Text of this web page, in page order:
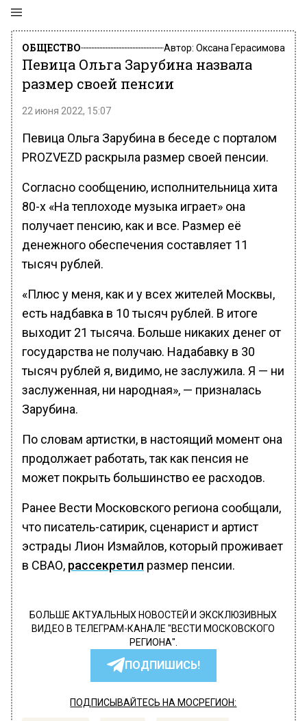
ОБЩЕСТВО Автор: Оксана Герасимова
Певица Ольга Зарубина назвала
размер своей пенсии
22 июня 2022, 15:07
Певица Ольга Зарубина в беседе с порталом
PROZVEZD раскрыла размер своей пенсии.
Согласно сообщению, исполнительница хита
80-х «На теплоходе музыка играет» она
получает пенсию, как и все. Размер её
денежного обеспечения составляет 11
тысяч рублей.
«Плюс у меня, как и у всех жителей Москвы,
есть надбавка в 10 тысяч рублей. В итоге
выходит 21 тысяча. Больше никаких денег от
государства не получаю. Надабавку в 30
тысяч рублей я, видимо, не заслужила. Я — ни
заслуженная, ни народная», — призналась
Зарубина.
По словам артистки, в настоящий момент она
продолжает работать, так как пенсия не
может покрыть большинство ее расходов.
Ранее Вести Московского региона сообщали,
что писатель-сатирик, сценарист и артист
эстрады Лион Измайлов, который проживает
в СВАО, рассекретил размер пенсии.
БОЛЬШЕ АКТУАЛЬНЫХ НОВОСТЕЙ И ЭКСКЛЮЗИВНЫХ
ВИДЕО В ТЕЛЕГРАМ-КАНАЛЕ "ВЕСТИ МОСКОВСКОГО
РЕГИОНА".
ПОДПИШИСЬ!
ПОДПИСЫВАЙТЕСЬ НА МОСРЕГИОН: